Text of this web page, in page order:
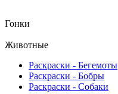
Гонки
Животные
Раскраски - Бегемоты
Раскраски - Бобры
Раскраски - Собаки